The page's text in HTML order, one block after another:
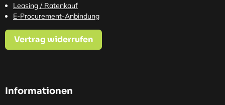
Leasing / Ratenkauf
E-Procurement-Anbindung
Vertrag widerrufen
Informationen